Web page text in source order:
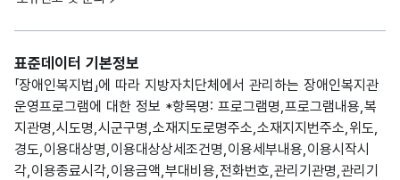
표준데이터 기본정보
「장애인복지법」에 따라 지방자치단체에서 관리하는 장애인복지관
운영프로그램에 대한 정보 *항목명: 프로그램명,프로그램내용,복
지관명,시도명,시군구명,소재지도로명주소,소재지지번주소,위도,
경도,이용대상명,이용대상상세조건명,이용세부내용,이용시작시
각,이용종료시각,이용금액,부대비용,전화번호,관리기관명,관리기